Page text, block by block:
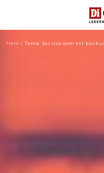
Hem / Tema: Service som ett